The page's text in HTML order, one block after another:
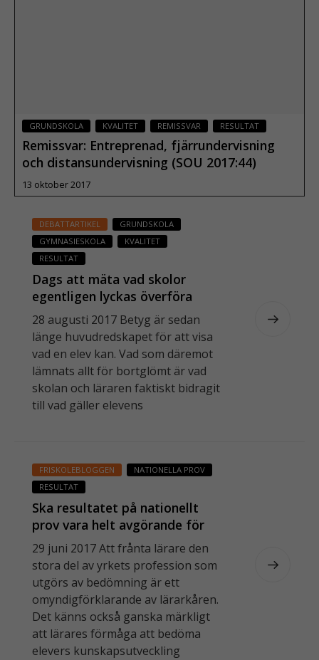
GRUNDSKOLA KVALITET REMISSVAR RESULTAT
Remissvar: Entreprenad, fjärrundervisning
och distansundervisning (SOU 2017:44)
13 oktober 2017
DEBATTARTIKEL
GRUNDSKOLA
GYMNASIESKOLA
KVALITET
RESULTAT
Dags att mäta vad skolor
egentligen lyckas överföra
28 augusti 2017 Betyg är sedan
länge huvudredskapet för att visa
vad en elev kan. Vad som däremot
lämnats allt för bortglömt är vad
skolan och läraren faktiskt bidragit
till vad gäller elevens
FRISKOLEBLOGGEN
NATIONELLA PROV
RESULTAT
Ska resultatet på nationellt
prov vara helt avgörande för
betyget?
29 juni 2017 Att frånta lärare den
stora del av yrkets profession som
utgörs av bedömning är ett
omyndigförklarande av lärarkåren.
Det känns också ganska märkligt
att lärares förmåga att bedöma
elevers kunskapsutveckling